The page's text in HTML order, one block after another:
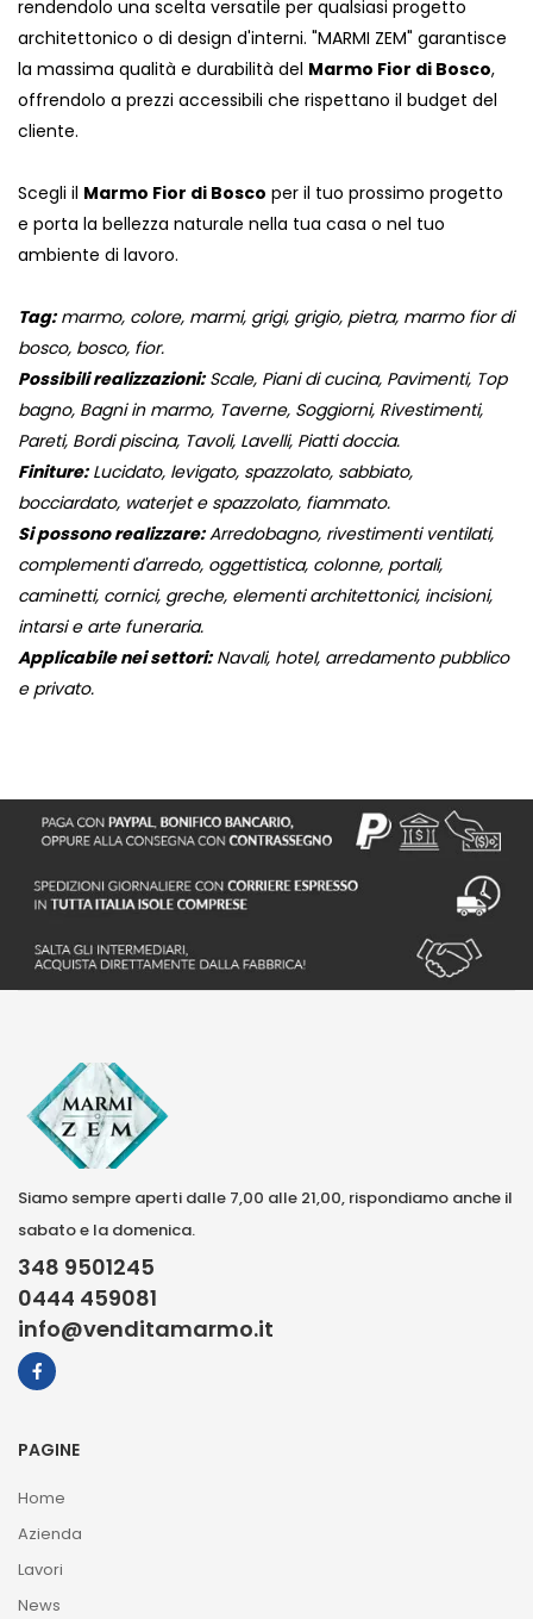
rendendolo una scelta versatile per qualsiasi progetto
architettonico o di design d'interni. "MARMI ZEM" garantisce
la massima qualità e durabilità del Marmo Fior di Bosco,
offrendolo a prezzi accessibili che rispettano il budget del
cliente.
Scegli il Marmo Fior di Bosco per il tuo prossimo progetto
e porta la bellezza naturale nella tua casa o nel tuo
ambiente di lavoro.
Tag:marmo, colore, marmi, grigi, grigio, pietra, marmo fior di
bosco, bosco, fior.
Possibili realizzazioni:Scale, Piani di cucina, Pavimenti, Top
bagno, Bagni in marmo, Taverne, Soggiorni, Rivestimenti,
Pareti, Bordi piscina, Tavoli, Lavelli, Piatti doccia.
Finiture:Lucidato, levigato, spazzolato, sabbiato,
bocciardato, waterjet e spazzolato, fiammato.
Si possono realizzare:Arredobagno, rivestimenti ventilati,
complementi d'arredo, oggettistica, colonne, portali,
caminetti, cornici, greche, elementi architettonici, incisioni,
intarsi e arte funeraria.
Applicabile nei settori:Navali, hotel, arredamento pubblico
e privato.
Siamo sempre aperti dalle 7,00 alle 21,00, rispondiamo anche il
sabato e la domenica.
348 9501245
0444 459081
info@venditamarmo.it
PAGINE
Home
Azienda
Lavori
News